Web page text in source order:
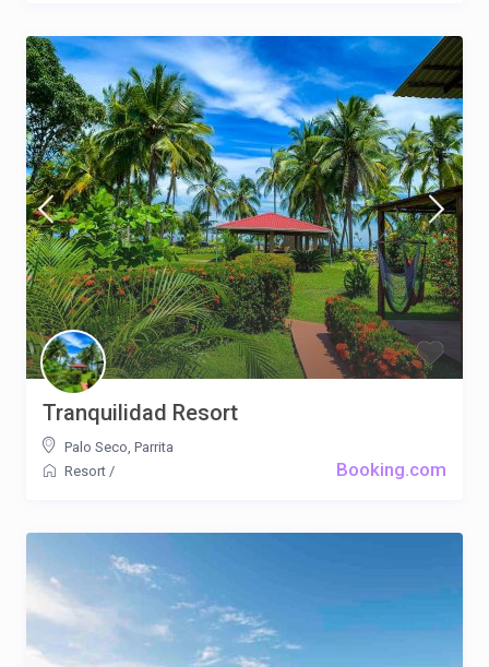
Booking.com
Tranquilidad Resort
Palo Seco, Parrita
Resort /